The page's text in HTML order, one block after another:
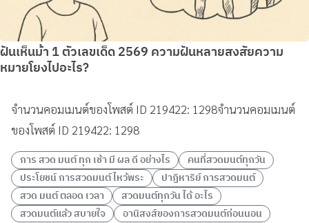
ฝันเห็นม้า 1 ตัวเลขเด็ด 2569 ความฝันหลายสงสัยความ
หมายโยงไปอะไร?
จำนวนคอมเมนต์ของโพสต์ ID 219422: 1298จำนวนคอมเมนต์
ของโพสต์ ID 219422: 1298
การ สวด มนต์ ทุก เช้า มี ผล ดี อย่างไร
คนที่สวดมนต์ทุกวัน
ประโยชน์ การสวดมนต์ ไหว้พระ
ปาฏิหาริย์ การสวดมนต์
สวด มนต์ ตลอด เวลา
สวดมนต์ทุกวัน ได้ อะไร
สวดมนต์แล้ว สบายใจ
อานิสงส์ของการสวดมนต์ก่อนนอน